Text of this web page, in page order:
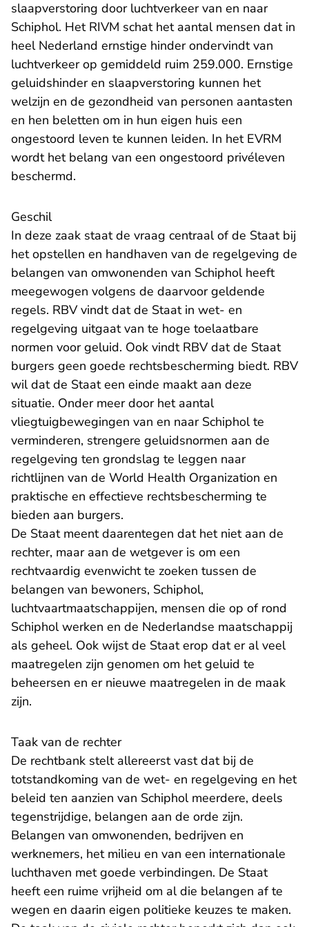
slaapverstoring door luchtverkeer van en naar
Schiphol. Het RIVM schat het aantal mensen dat in
heel Nederland ernstige hinder ondervindt van
luchtverkeer op gemiddeld ruim 259.000. Ernstige
geluidshinder en slaapverstoring kunnen het
welzijn en de gezondheid van personen aantasten
en hen beletten om in hun eigen huis een
ongestoord leven te kunnen leiden. In het EVRM
wordt het belang van een ongestoord privéleven
beschermd.
Geschil
In deze zaak staat de vraag centraal of de Staat bij
het opstellen en handhaven van de regelgeving de
belangen van omwonenden van Schiphol heeft
meegewogen volgens de daarvoor geldende
regels. RBV vindt dat de Staat in wet- en
regelgeving uitgaat van te hoge toelaatbare
normen voor geluid. Ook vindt RBV dat de Staat
burgers geen goede rechtsbescherming biedt. RBV
wil dat de Staat een einde maakt aan deze
situatie. Onder meer door het aantal
vliegtuigbewegingen van en naar Schiphol te
verminderen, strengere geluidsnormen aan de
regelgeving ten grondslag te leggen naar
richtlijnen van de World Health Organization en
praktische en effectieve rechtsbescherming te
bieden aan burgers.
De Staat meent daarentegen dat het niet aan de
rechter, maar aan de wetgever is om een
rechtvaardig evenwicht te zoeken tussen de
belangen van bewoners, Schiphol,
luchtvaartmaatschappijen, mensen die op of rond
Schiphol werken en de Nederlandse maatschappij
als geheel. Ook wijst de Staat erop dat er al veel
maatregelen zijn genomen om het geluid te
beheersen en er nieuwe maatregelen in de maak
zijn.
Taak van de rechter
De rechtbank stelt allereerst vast dat bij de
totstandkoming van de wet- en regelgeving en het
beleid ten aanzien van Schiphol meerdere, deels
tegenstrijdige, belangen aan de orde zijn.
Belangen van omwonenden, bedrijven en
werknemers, het milieu en van een internationale
luchthaven met goede verbindingen. De Staat
heeft een ruime vrijheid om al die belangen af te
wegen en daarin eigen politieke keuzes te maken.